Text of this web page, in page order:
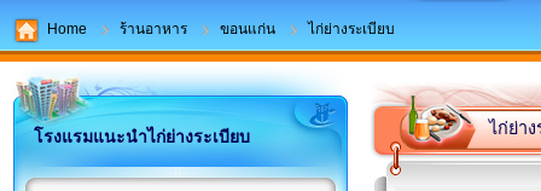
Home ร้านอาหาร ขอนแก่น ไก่ย่างระเบียบ
โรงแรมแนะนำไก่ย่างระเบียบ ไก่ย่าง